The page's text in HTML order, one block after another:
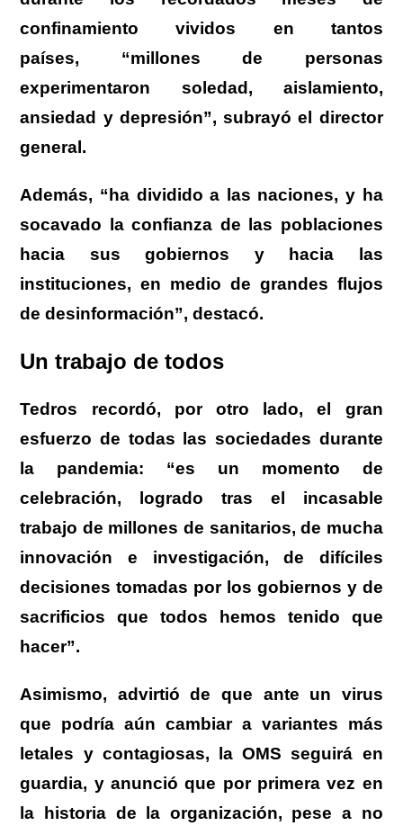
confinamiento vividos en tantos
países, “millones de personas
experimentaron soledad, aislamiento,
ansiedad y depresión”, subrayó el director
general.
Además, “ha dividido a las naciones, y ha
socavado la confianza de las poblaciones
hacia sus gobiernos y hacia las
instituciones, en medio de grandes flujos
de desinformación”, destacó.
Un trabajo de todos
Tedros recordó, por otro lado, el gran
esfuerzo de todas las sociedades durante
la pandemia: “es un momento de
celebración, logrado tras el incasable
trabajo de millones de sanitarios, de mucha
innovación e investigación, de difíciles
decisiones tomadas por los gobiernos y de
sacrificios que todos hemos tenido que
hacer”.
Asimismo, advirtió de que ante un virus
que podría aún cambiar a variantes más
letales y contagiosas, la OMS seguirá en
guardia, y anunció que por primera vez en
la historia de la organización, pese a no